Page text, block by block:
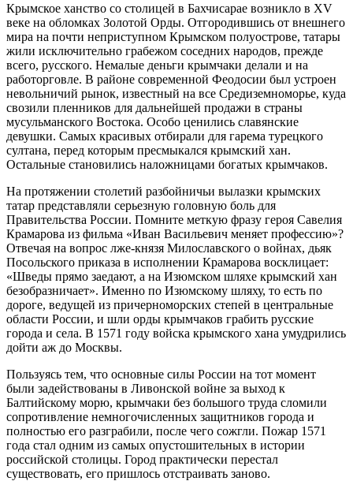
Крымское ханство со столицей в Бахчисарае возникло в XV
веке на обломках Золотой Орды. Отгородившись от внешнего
мира на почти неприступном Крымском полуострове, татары
жили исключительно грабежом соседних народов, прежде
всего, русского. Немалые деньги крымчаки делали и на
работорговле. В районе современной Феодосии был устроен
невольничий рынок, известный на все Средиземноморье, куда
свозили пленников для дальнейшей продажи в страны
мусульманского Востока. Особо ценились славянские
девушки. Самых красивых отбирали для гарема турецкого
султана, перед которым пресмыкался крымский хан.
Остальные становились наложницами богатых крымчаков.
На протяжении столетий разбойничьи вылазки крымских
татар представляли серьезную головную боль для
Правительства России. Помните меткую фразу героя Савелия
Крамарова из фильма «Иван Васильевич меняет профессию»?
Отвечая на вопрос лже-князя Милославского о войнах, дьяк
Посольского приказа в исполнении Крамарова восклицает:
«Шведы прямо заедают, а на Изюмском шляхе крымский хан
безобразничает». Именно по Изюмскому шляху, то есть по
дороге, ведущей из причерноморских степей в центральные
области России, и шли орды крымчаков грабить русские
города и села. В 1571 году войска крымского хана умудрились
дойти аж до Москвы.
Пользуясь тем, что основные силы России на тот момент
были задействованы в Ливонской войне за выход к
Балтийскому морю, крымчаки без большого труда сломили
сопротивление немногочисленных защитников города и
полностью его разграбили, после чего сожгли. Пожар 1571
года стал одним из самых опустошительных в истории
российской столицы. Город практически перестал
существовать, его пришлось отстраивать заново.